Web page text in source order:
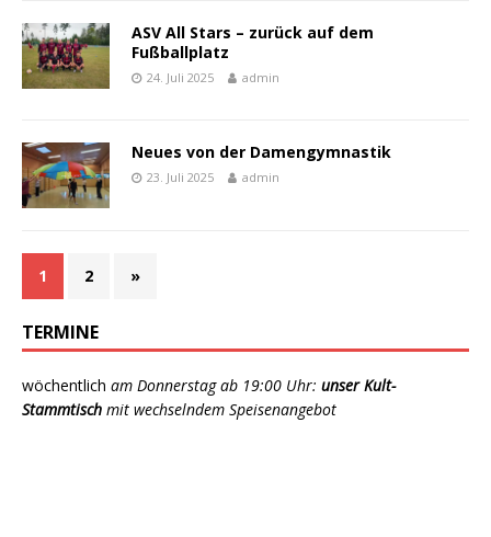
ASV All Stars – zurück auf dem
Fußballplatz
24. Juli 2025 admin
Neues von der Damengymnastik
23. Juli 2025 admin
1 2 »
TERMINE
wöchentlich am Donnerstag ab 19:00 Uhr: unser Kult-
Stammtisch mit wechselndem Speisenangebot